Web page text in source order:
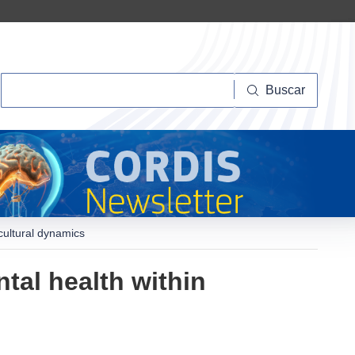
Buscar
dynamics
health within